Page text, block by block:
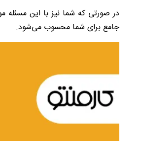
در صورتی که شما نیز با این مسئله
جامع برای شما محسوب می‌شود.